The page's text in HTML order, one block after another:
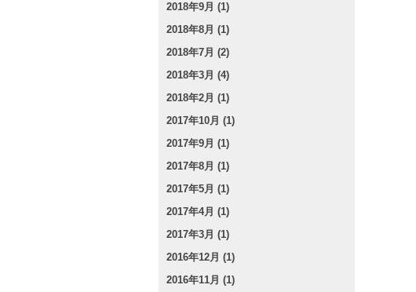
2018年9月 (1)
2018年8月 (1)
2018年7月 (2)
2018年3月 (4)
2018年2月 (1)
2017年10月 (1)
2017年9月 (1)
2017年8月 (1)
2017年5月 (1)
2017年4月 (1)
2017年3月 (1)
2016年12月 (1)
2016年11月 (1)